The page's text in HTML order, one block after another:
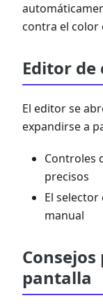
contra el color
Editor de
El editor se
expandirse a
Controles
precisos
El
manual
pantalla